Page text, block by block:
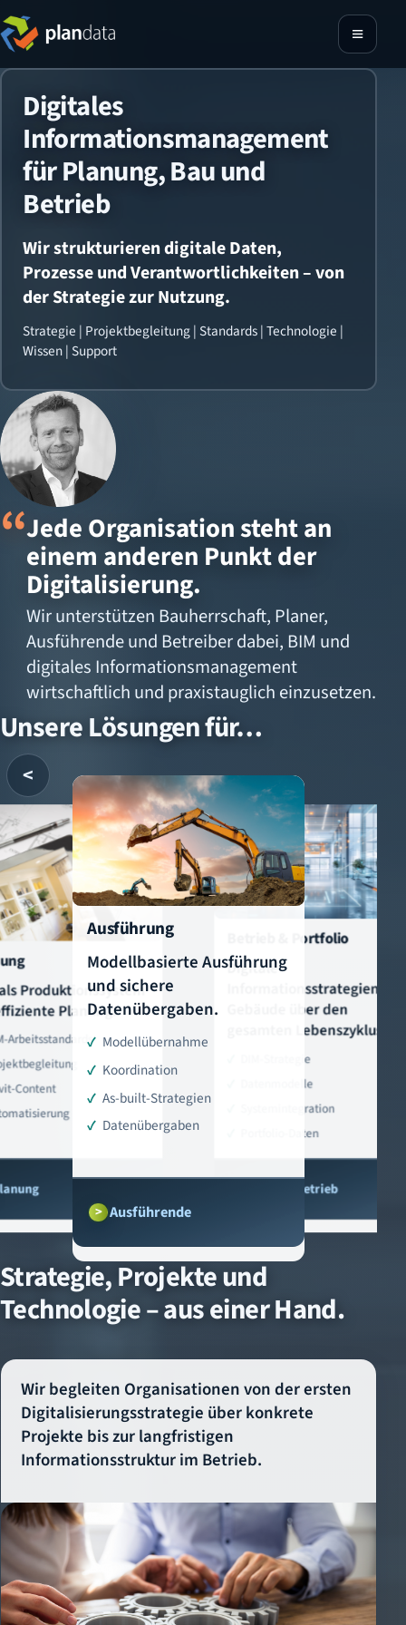
Digitales
Informationsmanagement
für Planung, Bau und
Betrieb
Wir strukturieren digitale Daten,
Prozesse und Verantwortlichkeiten – von
der Strategie zur Nutzung.
Strategie | Projektbegleitung | Standards | Technologie |
Wissen | Support
Jede Organisation steht an
einem anderen Punkt der
Digitalisierung.
Wir unterstützen Bauherrschaft, Planer,
Ausführende und Betreiber dabei, BIM und
digitales Informationsmanagement
wirtschaftlich und praxistauglich einzusetzen.
Unsere Lösungen für…
<
Produktionssystem
Planung.
Arbeitsstandards
Content
Ausführung
Modellbasierte Ausführung
und sichere
Datenübergaben.
Modellübernahme
Koordination
As-built-Strategien
Datenübergaben
Ausführende
Betrieb & Portfolio
Digitale
Informationsstrategien für
Gebäude über den
gesamten Lebenszyklus.
DIM-Strategie
Datenmodelle
Systemintegration
Portfolio-Daten
Gebäudebetrieb
Strategie, Projekte und
Technologie – aus einer Hand.
Wir begleiten Organisationen von der ersten
Digitalisierungsstrategie über konkrete
Projekte bis zur langfristigen
Informationsstruktur im Betrieb.